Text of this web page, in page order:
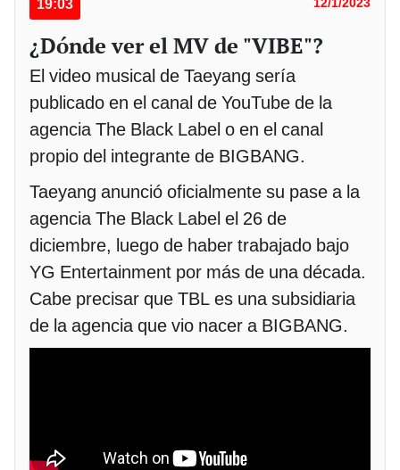
19:03
¿Dónde ver el MV de "VIBE"?
El video musical de Taeyang sería
publicado en el canal de YouTube de la
agencia The Black Label o en el canal
propio del integrante de BIGBANG.
Taeyang anunció oficialmente su pase a la
agencia The Black Label el 26 de
diciembre, luego de haber trabajado bajo
YG Entertainment por más de una década.
Cabe precisar que TBL es una subsidiaria
de la agencia que vio nacer a BIGBANG.